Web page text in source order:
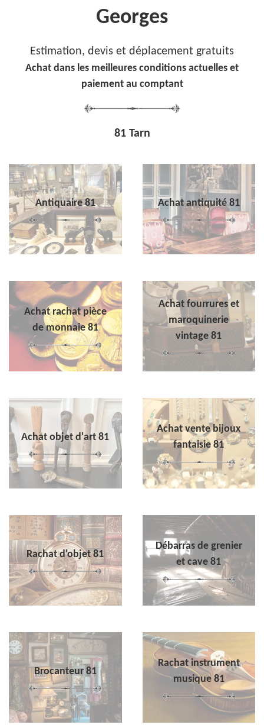
Georges
Estimation, devis et déplacement gratuits
Achat dans les meilleures conditions actuelles et
paiement au comptant
81 Tarn
Antiquaire 81 Achat antiquité 81
Achat rachat pièce
de monnaie 81
Achat fourrures et
maroquinerie
vintage 81
Achat objet d'art 81
Achat vente bijoux
fantaisie 81
Rachat d'objet 81
Débarras de grenier
et cave 81
Brocanteur 81
Rachat instrument
musique 81